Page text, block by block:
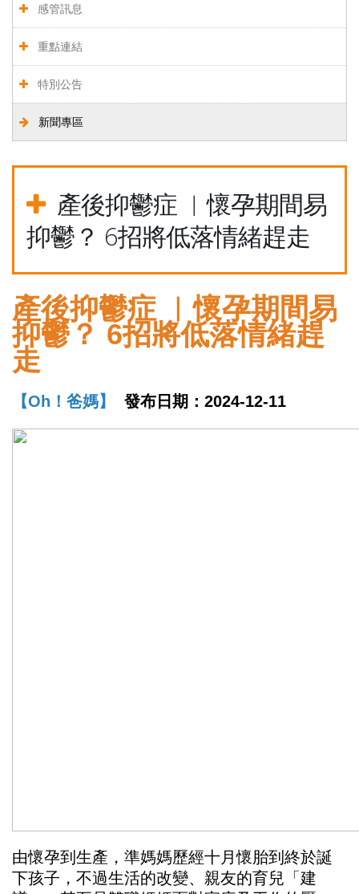
感管訊息
重點連結
特別公告
新聞專區
產後抑鬱症 ︱懷孕期間易
抑鬱？ 6招將低落情緒趕走
產後抑鬱症 ︱懷孕期間易
抑鬱？ 6招將低落情緒趕
走
【Oh！爸媽】 發布日期： 2024-12-11
由懷孕到生產，準媽媽歷經十月懷胎到終於誕
下孩子，不過生活的改變、親友的育兒「建